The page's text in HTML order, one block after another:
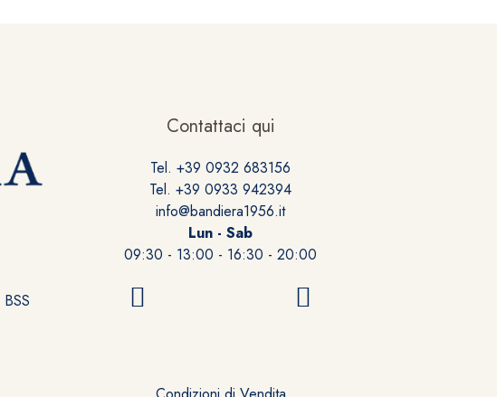
BSS
Contattaci qui
Tel. +39 0932 683156
Tel. +39 0933 942394
info@bandiera1956.it
Lun - Sab
09:30 - 13:00 - 16:30 - 20:00